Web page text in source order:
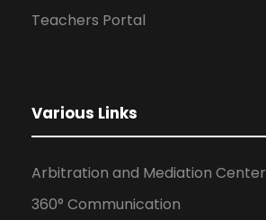
Teachers Portal
Various Links
Arbitration and Mediation Center
360° Communication